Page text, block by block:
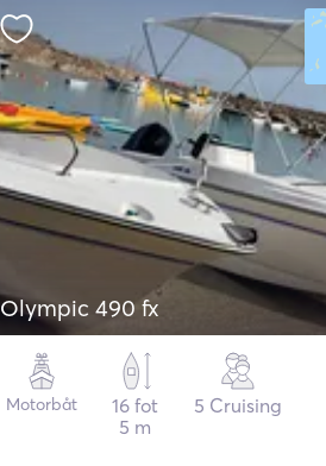
Olympic 490 fx
Motorbåt
16 fot
5 m
5 Cruising